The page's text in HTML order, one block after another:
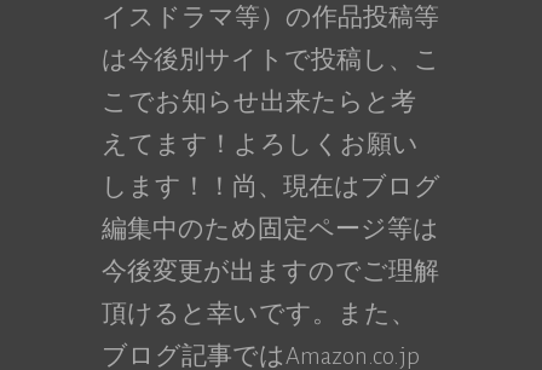
イスドラマ等）の作品投稿等
は今後別サイトで投稿し、こ
こでお知らせ出来たらと考
えてます！よろしくお願い
します！！尚、現在はブログ
編集中のため固定ページ等は
今後変更が出ますのでご理解
頂けると幸いです。また、
ブログ記事ではAmazon.co.jp